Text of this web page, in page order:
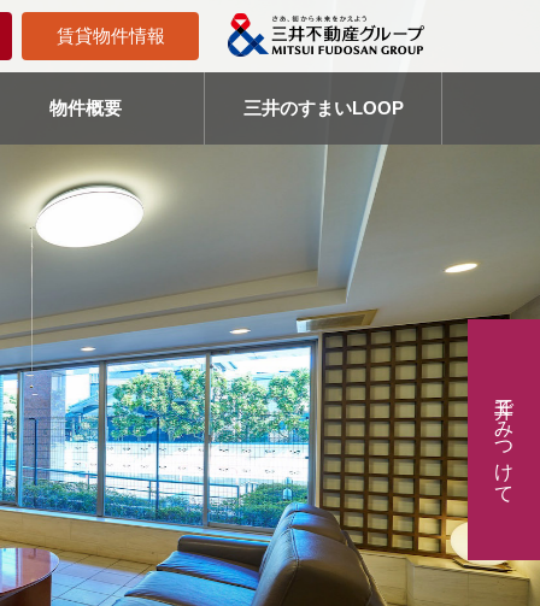
賃貸物件情報
物件概要 三井のすまいLOOP
三井でみつけて